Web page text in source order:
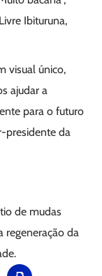
Ibituruna,
visual único,
ajudar a
para o futuro
presidente da
de mudas
regeneração da